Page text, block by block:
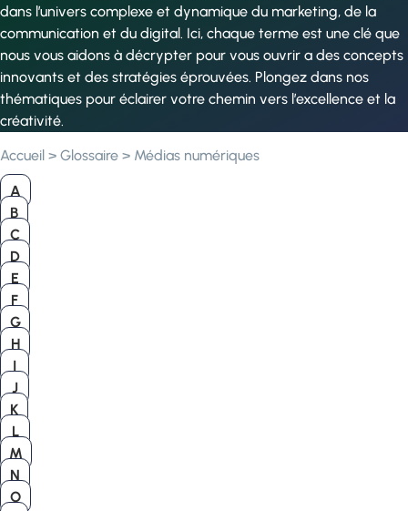
dans l’univers complexe et dynamique du marketing, de la
communication et du digital. Ici, chaque terme est une clé que
nous vous aidons à décrypter pour vous ouvrir a des concepts
innovants et des stratégies éprouvées. Plongez dans nos
thématiques pour éclairer votre chemin vers l’excellence et la
créativité.
Accueil > Glossaire > Médias numériques
A
B
C
D
E
F
G
H
I
J
K
L
M
N
O